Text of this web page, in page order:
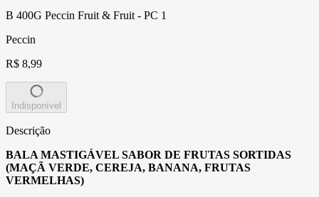
B 400G Peccin Fruit & Fruit - PC 1
Peccin
R$ 8,99
Indisponível
Descrição
BALA MASTIGÁVEL SABOR DE FRUTAS SORTIDAS
(MAÇÃ VERDE, CEREJA, BANANA, FRUTAS
VERMELHAS)